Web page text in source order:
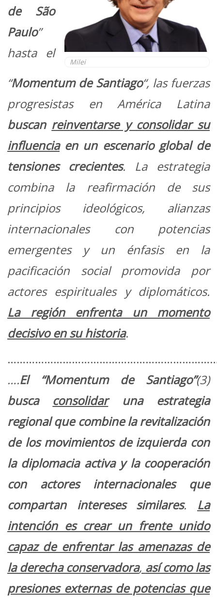
Milei
de São
Paulo”
hasta el
“Momentum de Santiago“, las fuerzas
progresistas en América Latina
buscan reinventarse y consolidar su
influenciaen un escenario global de
tensiones
crecientes. La estrategia
combina la reafirmación de sus
principios ideológicos, alianzas
internacionales con potencias
emergentes y un énfasis en la
pacificación social promovida por
actores espirituales y diplomáticos.
La región enfrenta un momento
decisivo en su historia.
….El “Momentum de Santiago”(3)
busca consolidaruna estrategia
regional que combine la revitalización
de los movimientos de izquierda con
la diplomacia activa y la cooperación
con actores internacionales
que
compartan intereses similares. La
intención es crear un frente unido
capaz de enfrentar las amenazas de
la derecha conservadora, así como las
presiones externas de potencias que